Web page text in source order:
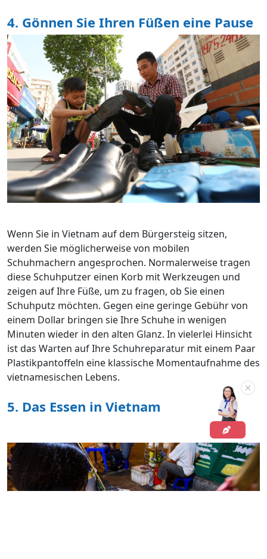
4. Gönnen Sie Ihren Füßen eine Pause
Wenn Sie in Vietnam auf dem Bürgersteig sitzen,
werden Sie möglicherweise von mobilen
Schuhmachern angesprochen. Normalerweise tragen
diese Schuhputzer einen Korb mit Werkzeugen und
zeigen auf Ihre Füße, um zu fragen, ob Sie einen
Schuhputz möchten. Gegen eine geringe Gebühr von
einem Dollar bringen sie Ihre Schuhe in wenigen
Minuten wieder in den alten Glanz. In vielerlei Hinsicht
ist das Warten auf Ihre Schuhreparatur mit einem Paar
Plastikpantoffeln eine klassische Momentaufnahme des
vietnamesischen Lebens.
5. Das Essen in Vietnam